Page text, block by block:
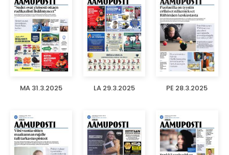
MA 31.3.2025 LA 29.3.2025 PE 28.3.2025